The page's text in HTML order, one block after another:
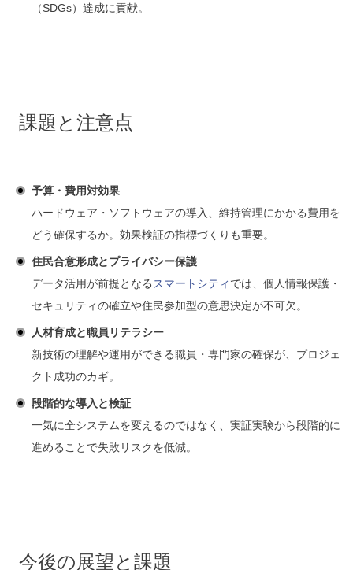
（SDGs）達成に貢献。
課題と注意点
予算・費用対効果
ハードウェア・ソフトウェアの導入、維持管理にかかる費用を
どう確保するか。効果検証の指標づくりも重要。
住民合意形成とプライバシー保護
データ活用が前提となる スマートシティ では、個人情報保護・
セキュリティの確立や住民参加型の意思決定が不可欠。
人材育成と職員リテラシー
新技術の理解や運用ができる職員・専門家の確保が、プロジェ
クト成功のカギ。
段階的な導入と検証
一気に全システムを変えるのではなく、実証実験から段階的に
進めることで失敗リスクを低減。
今後の展望と課題